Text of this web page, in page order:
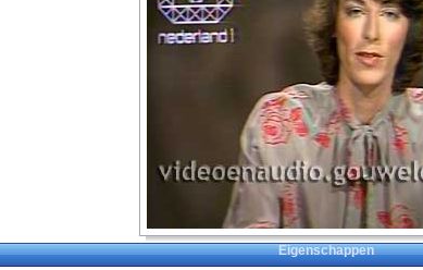
Eigenschappen